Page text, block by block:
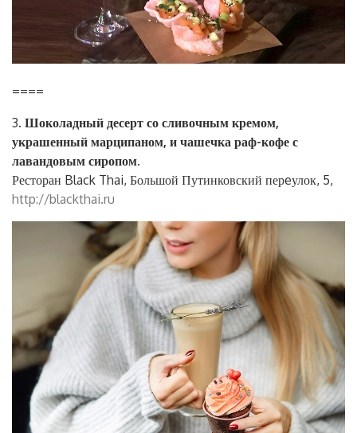
====
3. Шоколадный десерт со сливочным кремом,
украшенный марципаном, и чашечка раф-кофе с
лавандовым сиропом.
Ресторан Black Thai, Большой Путинковский перeулок, 5,
http://blackthai.ru